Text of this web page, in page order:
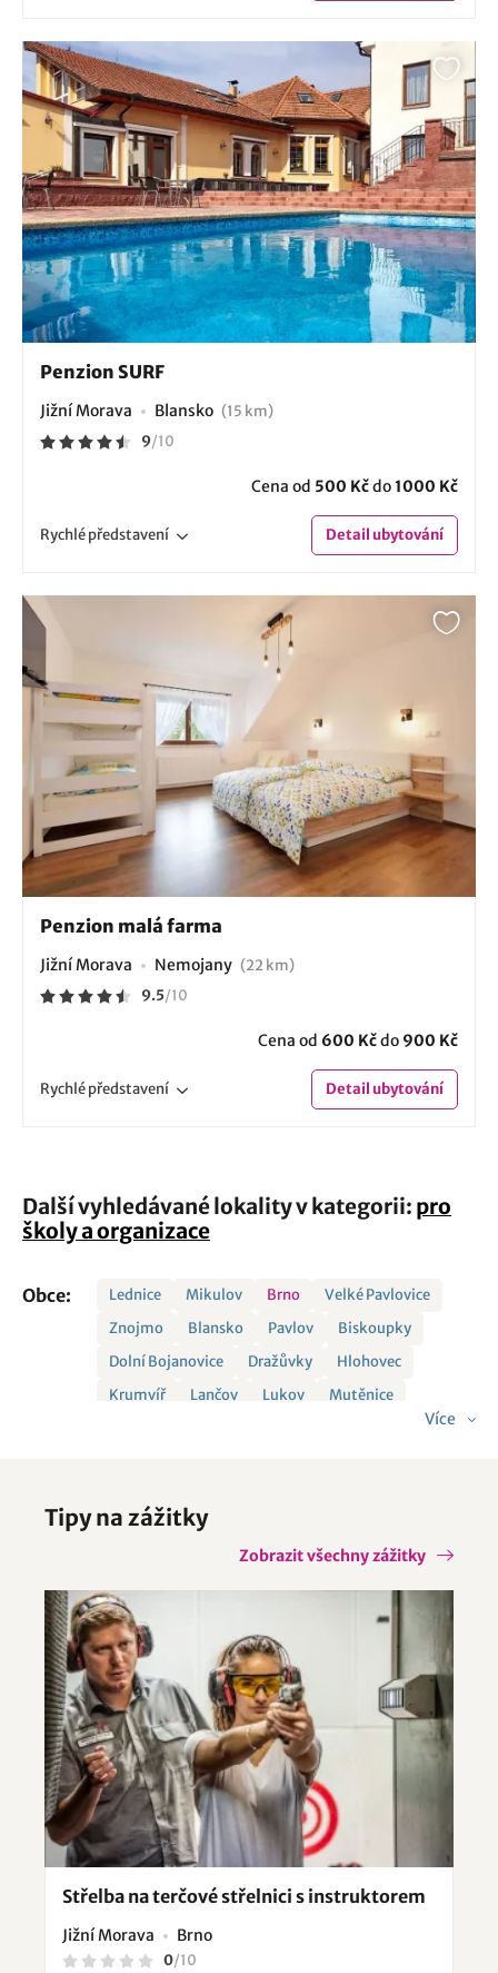
Penzion SURF
Jižní Morava Blansko (15 km)
9/10
Cena od 500 Kčdo1000 Kč
Rychlépředstavení Detailubytování
Penzion malá farma
Jižní Morava Nemojany (22 km)
9.5/10
Cena od 600 Kčdo 900 Kč
Rychlépředstavení Detailubytování
Další vyhledávané lokality v kategorii: pro
školy a organizace
Obce: Lednice Mikulov Brno
Velké Pavlovice
Znojmo
Blansko Pavlov
Biskoupky
Dolní Bojanovice
Dražůvky
Hlohovec
Krumvíř
Lančov Lukov
Mutěnice
Více
Tipy na zážitky
Zobrazit všechny zážitky
Střelba na terčové střelnici s instruktorem
Jižní Morava Brno
0/10